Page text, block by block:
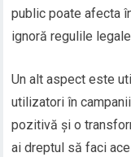
public poate afecta
ignoră regulile
Un alt aspect este
utilizatori în
pozitivă și o
ai dreptul să faci